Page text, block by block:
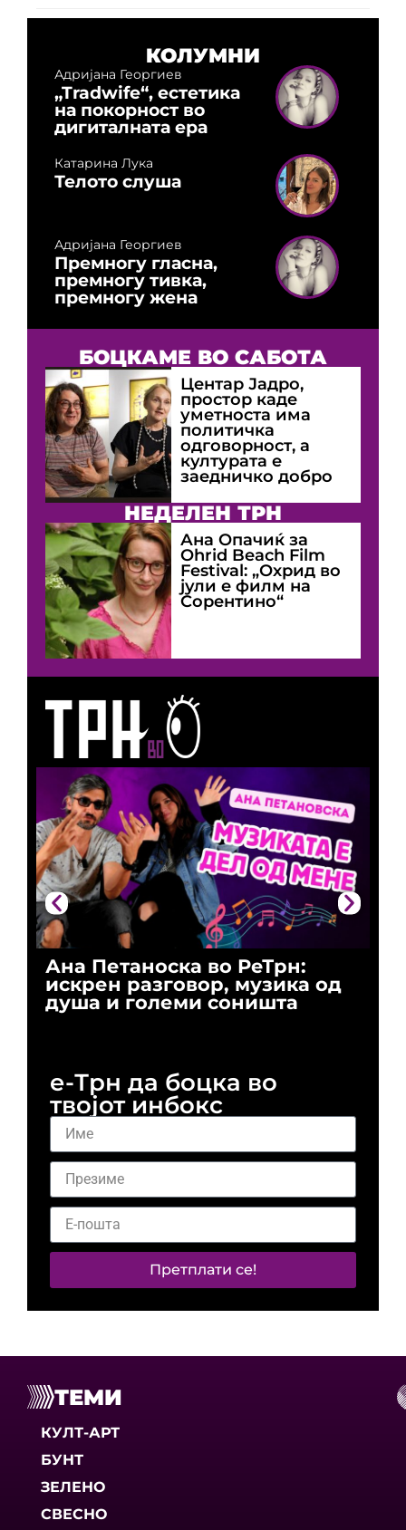
Ана Петаноска во РеТрн:
искрен разговор, музика од
душа и големи соништа
КОЛУМНИ
Адријана Георгиев
„Tradwife“, естетика
на покорност во
дигиталната ера
Катарина Лука
Телото слуша
Адријана Георгиев
Премногу гласна,
премногу тивка,
премногу жена
БОЦКАМЕ ВО САБОТА
Центар Јадро,
простор каде
уметноста има
политичка
одговорност, а
културата е
заедничко добро
НЕДЕЛЕН ТРН
Ана Опачиќ за
Оhrid Beach Film
Festival: „Охрид во
јули е филм на
Сорентино“
е-Трн да боцка во
твојот инбокс
Претплати се!
ТЕМИ
КУЛТ-АРТ
БУНТ
ЗЕЛЕНО
СВЕСНО